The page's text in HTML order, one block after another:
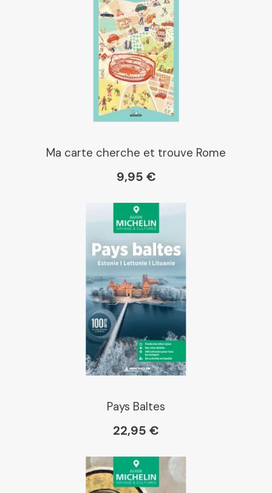
Ma carte cherche et trouve Rome
9,95 €
Pays Baltes
22,95 €